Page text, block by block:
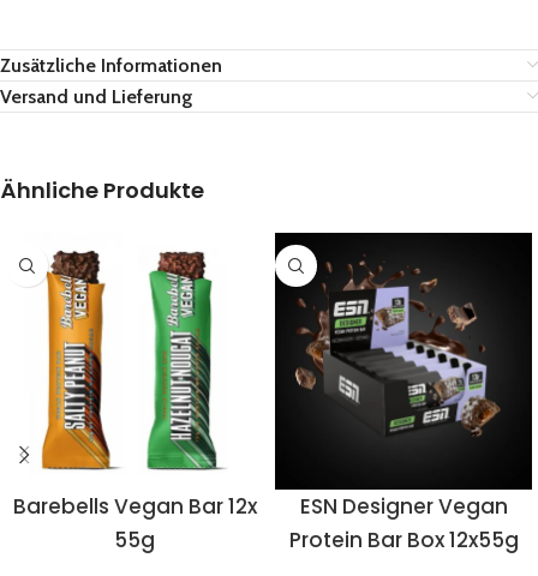
Zusätzliche Informationen
Versand und Lieferung
Ähnliche Produkte
Barebells Vegan Bar 12x
55g
ESN Designer Vegan
Protein Bar Box 12x55g